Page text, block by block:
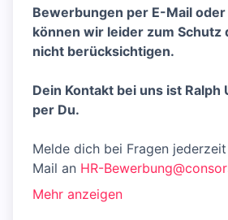
Bewerbungen per E-Mail oder
können wir leider zum Schutz
nicht berücksichtigen.
Dein Kontakt bei uns ist Ralph
per Du.
Melde dich bei Fragen
Mail an HR-
Mehr anzeigen